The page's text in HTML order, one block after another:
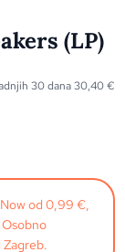
(LP)
30 dana30,40€
od 0,99 €,
Zagreb.